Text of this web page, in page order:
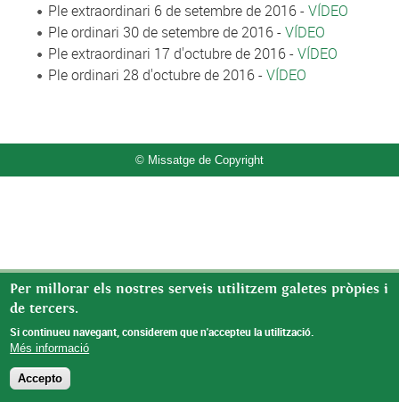
Ple extraordinari 6 de setembre de 2016 -VÍDEO
Ple ordinari 30 de setembre de 2016 -VÍDEO
Ple extraordinari 17 d'octubre de 2016 -VÍDEO
Ple ordinari 28 d'octubre de 2016 -VÍDEO
© Missatge de Copyright
Per millorar els nostres serveis utilitzem galetes pròpies i
de tercers.
Si continueu navegant, considerem que n'accepteu la utilització.
Més informació
Accepto